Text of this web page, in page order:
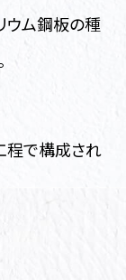
ウム鋼板の種
程で構成され